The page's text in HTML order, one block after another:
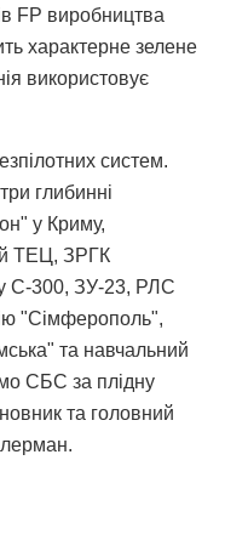
FP виробництва
характерне зелене
використовує
систем.
глибинні
у Криму,
ТЕЦ, ЗРГК
С-300, ЗУ-23, РЛС
"Сімферополь",
та навчальний
СБС за плідну
та головний